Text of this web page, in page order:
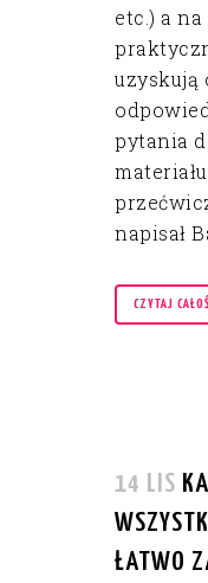
etc.) a
uzyskują
pytania
napisał
CZYTAJ
14 LIS
ŁATWO